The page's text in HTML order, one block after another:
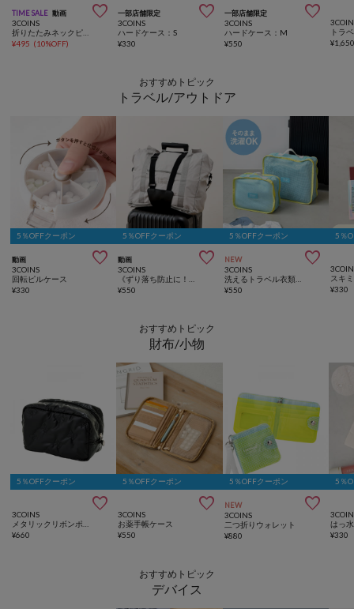
TIME SALE 動画 
3COINS
¥495 (10%OFF)
一部店舗限定 
3COINS
ハードケース：S
¥330
一部店舗限定 
3COINS
ハードケース：M
¥550 ¥
おすすめトピック
トラベル/アウトドア
5％OFFクーポン
動画 
3COINS
回転ピルケース
¥330
5％OFFクーポン
動画 
3COINS
¥550
5％OFFクーポン
NEW 
3COINS
洗えるトラベル衣類収納2枚セット：S・M
¥550
5％
¥330
おすすめトピック
財布/小物
5％OFFクーポン

3COINS
¥660
5％OFFクーポン

3COINS
お薬手帳ケース
¥550
5％OFFクーポン
NEW 
3COINS
二つ折りウォレット
¥880
5％
¥330
おすすめトピック
デバイス